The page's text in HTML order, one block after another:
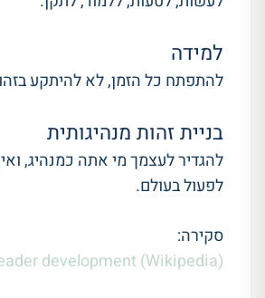
למידה
להתפתח כל הזמן, לא להיתקע
בניית זהות מנהיגותית
להגדיר לעצמך מי אתה כמנהיג,
לפעול בעולם.
סקירה:
development (Wikipedia)